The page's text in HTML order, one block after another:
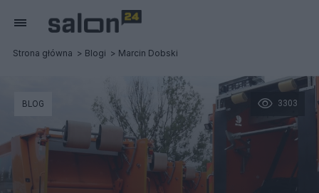
Strona główna Blogi Marcin Dobski
3303
BLOG